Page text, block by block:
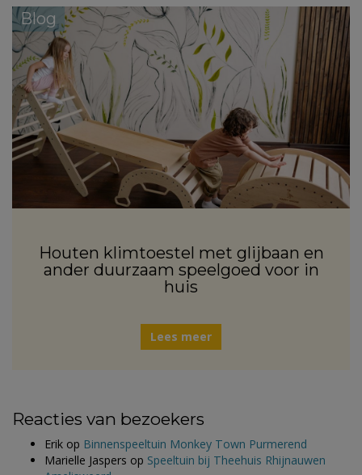
Blog
Houten klimtoestel met glijbaan en
ander duurzaam speelgoed voor in
huis
Lees meer
Reacties van bezoekers
Erik op Binnenspeeltuin Monkey Town Purmerend
Marielle Jaspers op Speeltuin bij Theehuis Rhijnauwen